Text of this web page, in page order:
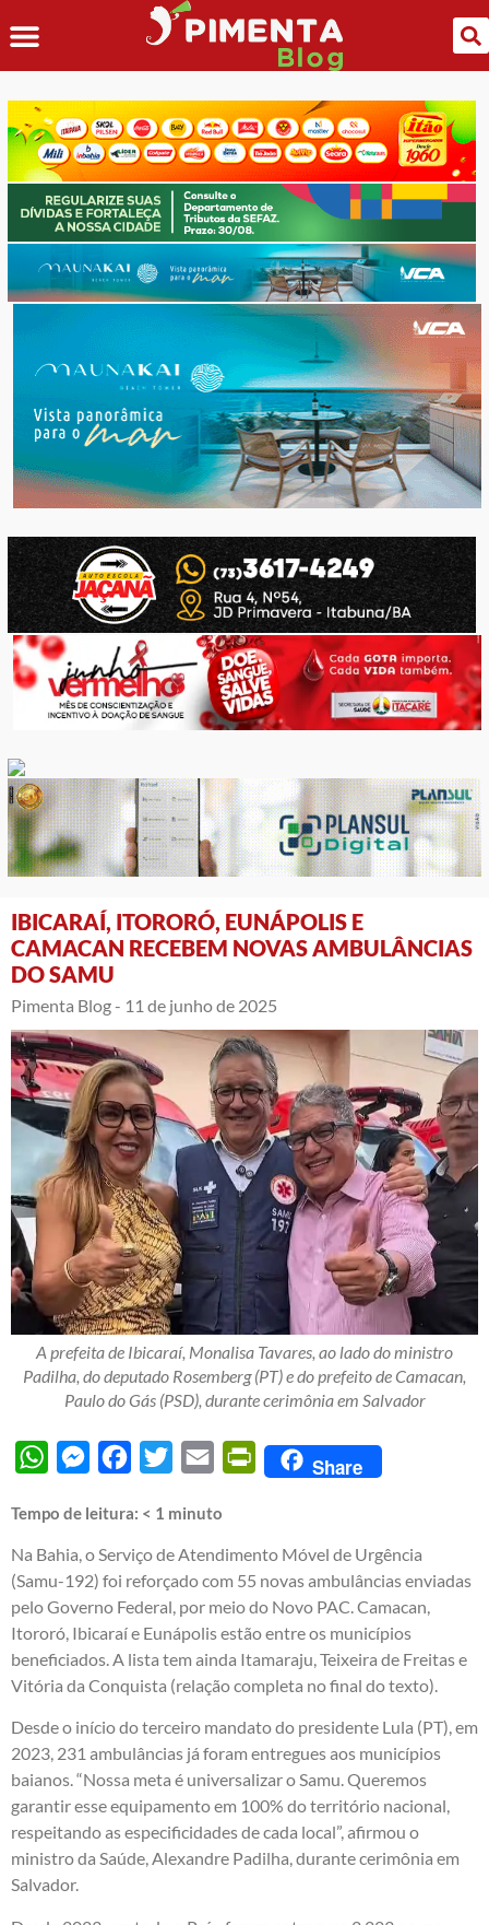
IBICARAÍ, ITORORÓ, EUNÁPOLIS E
CAMACAN RECEBEM NOVAS AMBULÂNCIAS
DO SAMU
Pimenta Blog - 11 de junho de 2025
A prefeita de Ibicaraí, Monalisa Tavares, ao lado do ministro
Padilha, do deputado Rosemberg (PT) e do prefeito de Camacan,
Paulo do Gás (PSD), durante cerimônia em Salvador
WhatsAppMessengerFacebook
Twitter Email PrintFriendly
Share
Tempo de leitura: < 1 minuto
Na Bahia, o Serviço de Atendimento Móvel de Urgência
(Samu-192) foi reforçado com 55 novas ambulâncias enviadas
pelo Governo Federal, por meio do Novo PAC. Camacan,
Itororó, Ibicaraí e Eunápolis estão entre os municípios
beneficiados. A lista tem ainda Itamaraju, Teixeira de Freitas e
Vitória da Conquista (relação completa no final do texto).
Desde o início do terceiro mandato do presidente Lula (PT), em
2023, 231 ambulâncias já foram entregues aos municípios
baianos. “Nossa meta é universalizar o Samu. Queremos
garantir esse equipamento em 100% do território nacional,
respeitando as especificidades de cada local”, afirmou o
ministro da Saúde, Alexandre Padilha, durante cerimônia em
Salvador.